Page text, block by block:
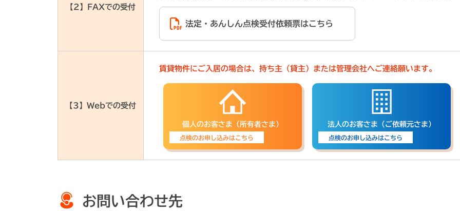
【2】FAXでの受付
法定・あんしん点検受付依頼票はこちら
【3】Webでの受付
賃貸物件にご入居の場合は、持ち主（貸主）または管理会社へご連絡願います。
個人のお客さま（所有者さま）
点検のお申し込みはこちら
法人のお客さま（ご依頼元さま）
点検のお申し込みはこちら
お問い合わせ先